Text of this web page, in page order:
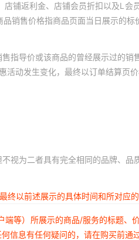
铺返利金、店铺会员折扣以及L
售价格指商品页面当日展示的
指导价或该商品的曾经展示过的销
动发生变化，最终以订单结算页价
视为二者具有完全相同的品牌、品
以前述展示的具体时间和所对应的
等）所展示的商品/服务的标题
息有任何疑问的，请在购买前